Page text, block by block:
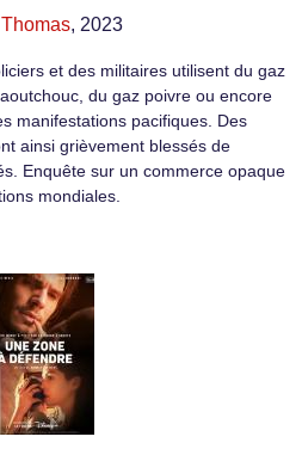
, 2023
et des militaires utilisent du gaz
du gaz poivre ou encore
manifestations pacifiques. Des
ainsi grièvement blessés de
Enquête sur un commerce opaque
mondiales.